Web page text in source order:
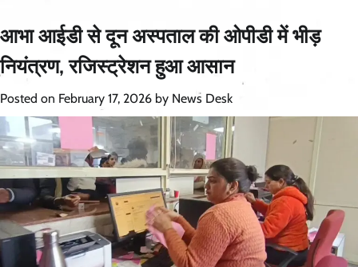
आभा आईडी से दून अस्पताल की ओपीडी में भीड़
नियंत्रण, रजिस्ट्रेशन हुआ आसान
Posted on February 17, 2026 by News Desk